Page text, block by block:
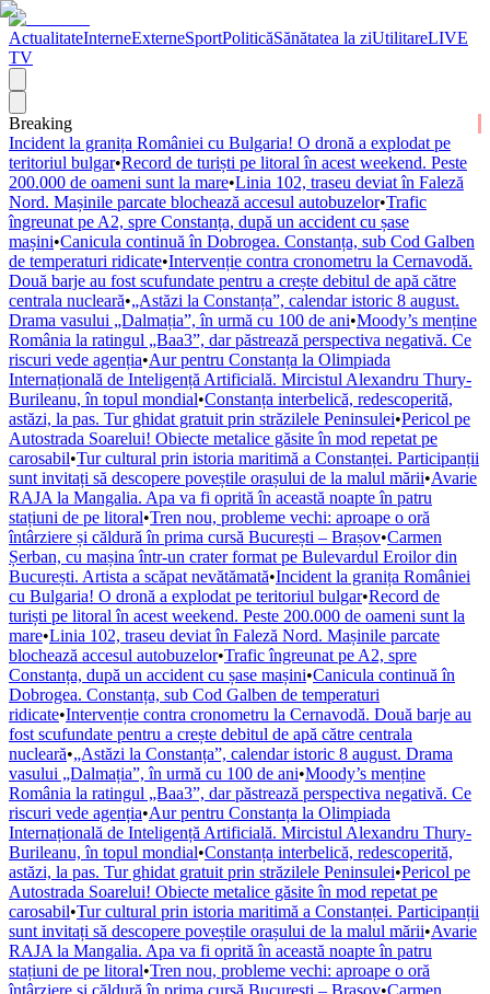
ActualitateInterneExterneSportPoliticăSănătatea la ziUtilitareLIVE
TV
Breaking
Incident la granița României cu Bulgaria! O dronă a explodat pe
teritoriul bulgar•Record de turiști pe litoral în acest weekend. Peste
200.000 de oameni sunt la mare•Linia 102, traseu deviat în Faleză
Nord. Mașinile parcate blochează accesul autobuzelor•Trafic
îngreunat pe A2, spre Constanța, după un accident cu șase
mașini•Canicula continuă în Dobrogea. Constanța, sub Cod Galben
de temperaturi ridicate•Intervenție contra cronometru la Cernavodă.
Două barje au fost scufundate pentru a crește debitul de apă către
centrala nucleară•„Astăzi la Constanța”, calendar istoric 8 august.
Drama vasului „Dalmația”, în urmă cu 100 de ani•Moody’s menține
România la ratingul „Baa3”, dar păstrează perspectiva negativă. Ce
riscuri vede agenția•Aur pentru Constanța la Olimpiada
Internațională de Inteligență Artificială. Mircistul Alexandru Thury-
Burileanu, în topul mondial•Constanța interbelică, redescoperită,
astăzi, la pas. Tur ghidat gratuit prin străzilele Peninsulei•Pericol pe
Autostrada Soarelui! Obiecte metalice găsite în mod repetat pe
carosabil•Tur cultural prin istoria maritimă a Constanței. Participanții
sunt invitați să descopere poveștile orașului de la malul mării•Avarie
RAJA la Mangalia. Apa va fi oprită în această noapte în patru
stațiuni de pe litoral•Tren nou, probleme vechi: aproape o oră
întârziere și căldură în prima cursă București – Brașov•Carmen
Șerban, cu mașina într-un crater format pe Bulevardul Eroilor din
București. Artista a scăpat nevătămată•Incident la granița României
cu Bulgaria! O dronă a explodat pe teritoriul bulgar•Record de
turiști pe litoral în acest weekend. Peste 200.000 de oameni sunt la
mare•Linia 102, traseu deviat în Faleză Nord. Mașinile parcate
blochează accesul autobuzelor•Trafic îngreunat pe A2, spre
Constanța, după un accident cu șase mașini•Canicula continuă în
Dobrogea. Constanța, sub Cod Galben de temperaturi
ridicate•Intervenție contra cronometru la Cernavodă. Două barje au
fost scufundate pentru a crește debitul de apă către centrala
nucleară•„Astăzi la Constanța”, calendar istoric 8 august. Drama
vasului „Dalmația”, în urmă cu 100 de ani•Moody’s menține
România la ratingul „Baa3”, dar păstrează perspectiva negativă. Ce
riscuri vede agenția•Aur pentru Constanța la Olimpiada
Internațională de Inteligență Artificială. Mircistul Alexandru Thury-
Burileanu, în topul mondial•Constanța interbelică, redescoperită,
astăzi, la pas. Tur ghidat gratuit prin străzilele Peninsulei•Pericol pe
Autostrada Soarelui! Obiecte metalice găsite în mod repetat pe
carosabil•Tur cultural prin istoria maritimă a Constanței. Participanții
sunt invitați să descopere poveștile orașului de la malul mării•Avarie
RAJA la Mangalia. Apa va fi oprită în această noapte în patru
stațiuni de pe litoral•Tren nou, probleme vechi: aproape o oră
întârziere și căldură în prima cursă București – Brașov•Carmen